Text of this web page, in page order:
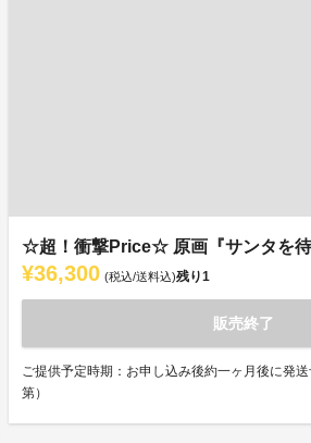
☆超！衝撃Price☆ 原画『サンタを待
¥36,300 (税込/送料込)残り1
販売終了
ご提供予定時期：お申し込み後約一ヶ月後に発
第）